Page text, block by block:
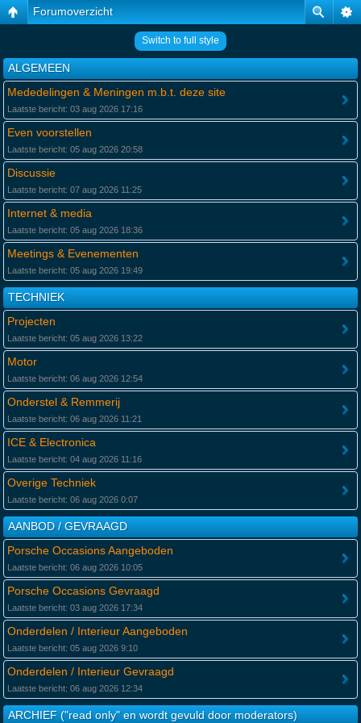
Forumoverzicht
Switch to full style
ALGEMEEN
Mededelingen & Meningen m.b.t. deze site
Laatste bericht: 03 aug 2026 17:16
Even voorstellen
Laatste bericht: 05 aug 2026 20:58
Discussie
Laatste bericht: 07 aug 2026 11:25
Internet & media
Laatste bericht: 05 aug 2026 18:36
Meetings & Evenementen
Laatste bericht: 05 aug 2026 19:49
TECHNIEK
Projecten
Laatste bericht: 05 aug 2026 13:22
Motor
Laatste bericht: 06 aug 2026 12:54
Onderstel & Remmerij
Laatste bericht: 06 aug 2026 11:21
ICE & Electronica
Laatste bericht: 04 aug 2026 11:16
Overige Techniek
Laatste bericht: 06 aug 2026 0:07
AANBOD / GEVRAAGD
Porsche Occasions Aangeboden
Laatste bericht: 06 aug 2026 10:05
Porsche Occasions Gevraagd
Laatste bericht: 03 aug 2026 17:34
Onderdelen / Interieur Aangeboden
Laatste bericht: 05 aug 2026 9:10
Onderdelen / Interieur Gevraagd
Laatste bericht: 06 aug 2026 12:34
ARCHIEF ("read only" en wordt gevuld door moderators)